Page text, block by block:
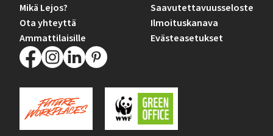
Mikä Lejos?
Ota yhteyttä
Ammattilaisille
Saavutettavuusseloste
Ilmoituskanava
Evästeasetukset